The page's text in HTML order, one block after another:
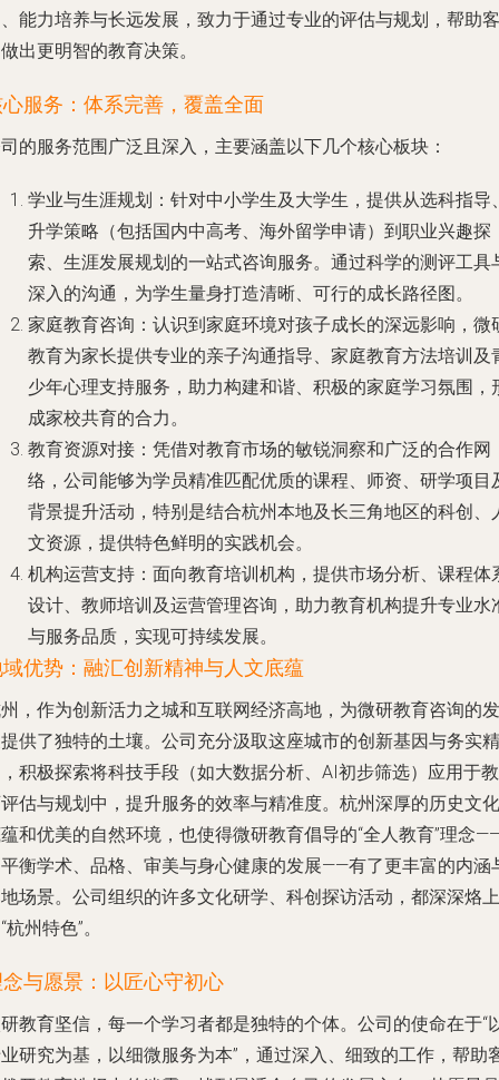
能力培养与长远发展，致力于通过专业的评估与规划，帮助客
出更明智的教育决策。
服务：体系完善，覆盖全面
的服务范围广泛且深入，主要涵盖以下几个核心板块：
学业与生涯规划 ：针对中小学生及大学生，提供从选科指导
升学策略（包括国内中高考、海外留学申请）到职业兴趣探
索、生涯发展规划的一站式咨询服务。通过科学的测评工具
深入的沟通，为学生量身打造清晰、可行的成长路径图。
家庭教育咨询 ：认识到家庭环境对孩子成长的深远影响，微
教育为家长提供专业的亲子沟通指导、家庭教育方法培训及
少年心理支持服务，助力构建和谐、积极的家庭学习氛围，
成家校共育的合力。
教育资源对接 ：凭借对教育市场的敏锐洞察和广泛的合作网
络，公司能够为学员精准匹配优质的课程、师资、研学项目
背景提升活动，特别是结合杭州本地及长三角地区的科创、
文资源，提供特色鲜明的实践机会。
机构运营支持 ：面向教育培训机构，提供市场分析、课程体
设计、教师培训及运营管理咨询，助力教育机构提升专业水
与服务品质，实现可持续发展。
优势：融汇创新精神与人文底蕴
，作为创新活力之城和互联网经济高地，为微研教育咨询的发
供了独特的土壤。公司充分汲取这座城市的创新基因与务实精
积极探索将科技手段（如大数据分析、AI初步筛选）应用于教
估与规划中，提升服务的效率与精准度。杭州深厚的历史文化
和优美的自然环境，也使得微研教育倡导的“全人教育”理念
衡学术、品格、审美与身心健康的发展——有了更丰富的内涵
场景。公司组织的许多文化研学、科创探访活动，都深深烙上
杭州特色”。
与愿景：以匠心守初心
教育坚信，每一个学习者都是独特的个体。公司的使命在于“
研究为基，以细微服务为本”，通过深入、细致的工作，帮助